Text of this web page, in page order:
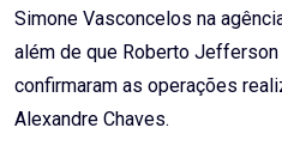
Simone Vasconcelos na
além de que Roberto
confirmaram as operações
Alexandre Chaves.